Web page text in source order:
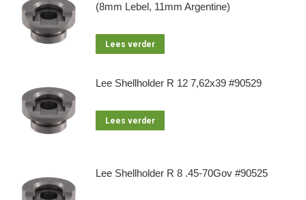
(8mm Lebel, 11mm Argentine)
Lees verder
Lee Shellholder R 12 7,62x39 #90529
Lees verder
Lee Shellholder R 8 .45-70Gov #90525